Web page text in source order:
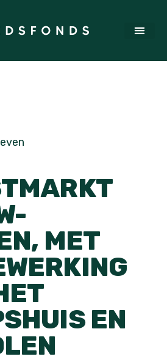
MET
EN